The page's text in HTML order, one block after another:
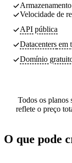
Velocidade de
API pública
Datacenters em
Domínio
Todos os planos
reflete o preço
O que pode